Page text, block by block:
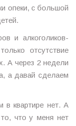
опеки, с большой
и алкоголиков-
отсутствие
А через 2 недели
а давай сделаем
в квартире нет. А
что у меня нет